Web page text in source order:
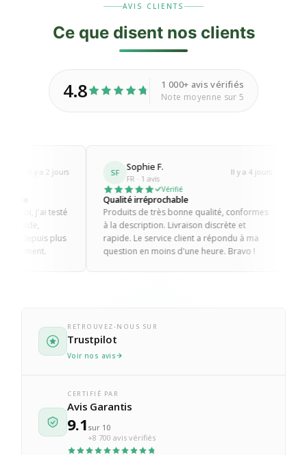
AVIS CLIENTS
Ce que disent nos clients
4.8 1 000+ avis vérifiés
Note moyenne sur 5
Sophie F.
FR · 1 avis
Il y a 4 jours
Qualité irréprochable
Produits de très bonne qualité, conformes
à la description. Livraison discrète et
rapide. Le service client a répondu à ma
question en moins d'une heure. Bravo !
RM Romain M.
FR · 4 avis
Produits toujours
mauvaises
ma commande a
sans discussion.
RETROUVEZ-NOUS SUR
Trustpilot
Voir nos avis
CERTIFIÉ PAR
Avis Garantis
9.1 sur 10
+8 700 avis vérifiés